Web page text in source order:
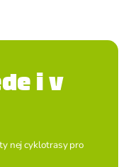
i v
nej cyklotrasy pro